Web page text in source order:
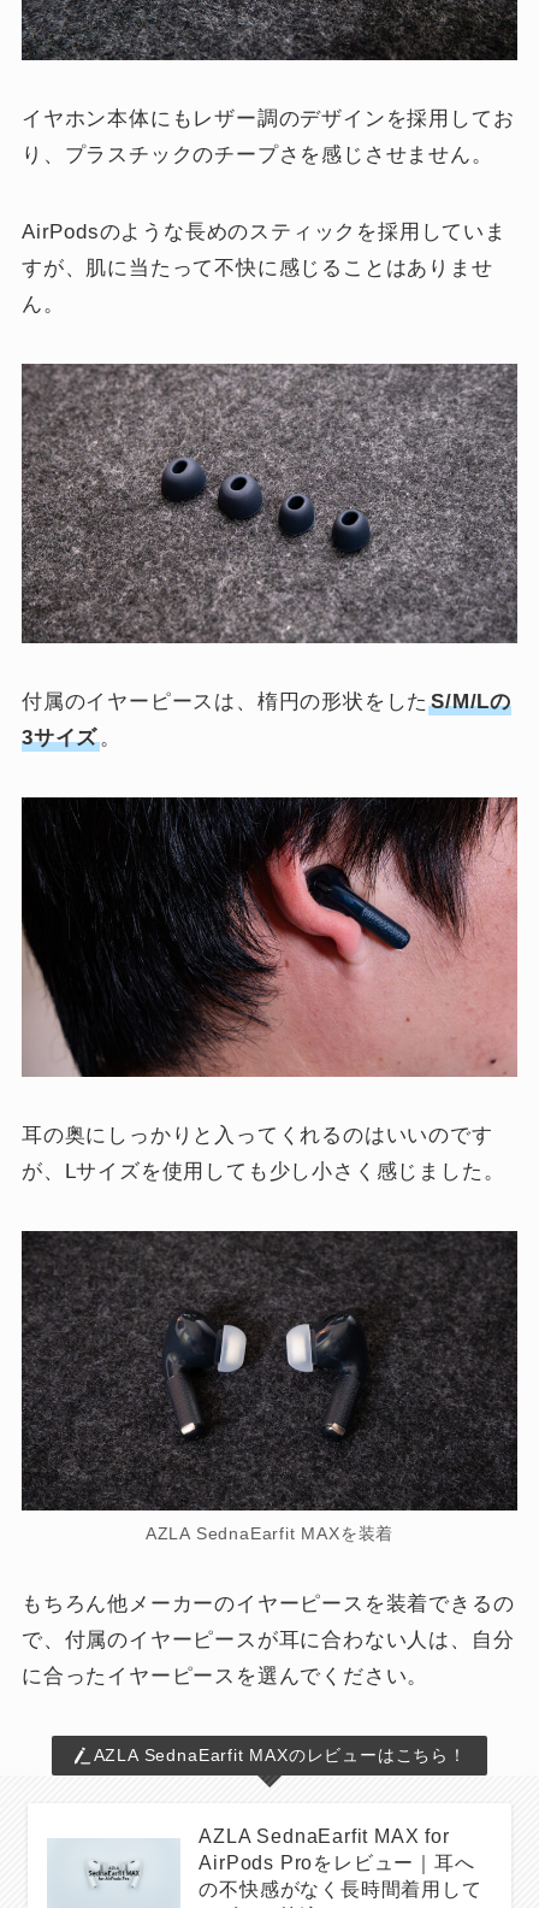
イヤホン本体にもレザー調のデザインを採用してお
り、プラスチックのチープさを感じさせません。
AirPodsのような長めのスティックを採用していま
すが、肌に当たって不快に感じることはありませ
ん。
付属のイヤーピースは、楕円の形状をしたS/M/Lの
3サイズ。
耳の奥にしっかりと入ってくれるのはいいのです
が、Lサイズを使用しても少し小さく感じました。
AZLA SednaEarfit MAXを装着
もちろん他メーカーのイヤーピースを装着できるの
で、付属のイヤーピースが耳に合わない人は、自分
に合ったイヤーピースを選んでください。
AZLA SednaEarfit MAXのレビューはこちら！
AZLA SednaEarfit MAX for
AirPods Proをレビュー｜耳へ
の不快感がなく長時間着用して